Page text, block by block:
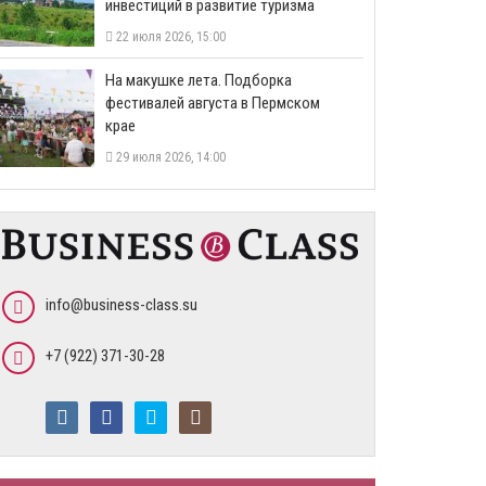
инвестиций в развитие туризма
22 июля 2026, 15:00
На макушке лета. Подборка
фестивалей августа в Пермском
крае
29 июля 2026, 14:00
info@business-class.su
+7 (922) 371-30-28